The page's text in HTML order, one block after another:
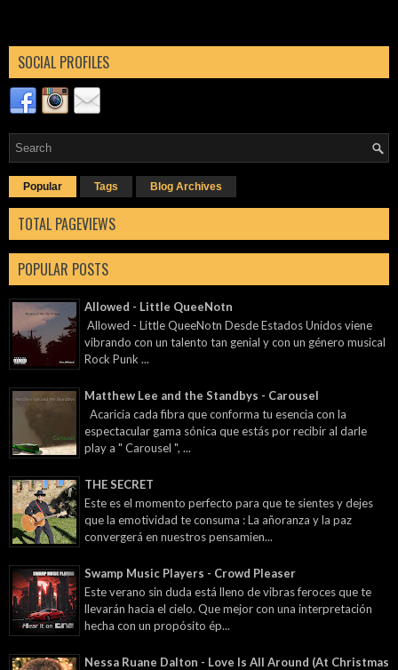
SOCIAL PROFILES
Popular Tags Blog Archives
TOTAL PAGEVIEWS
POPULAR POSTS
Allowed - Little QueeNotn
Allowed - Little QueeNotn Desde Estados Unidos viene
vibrando con un talento tan genial y con un género musical
Rock Punk ...
Matthew Lee and the Standbys - Carousel
Acaricia cada fibra que conforma tu esencia con la
espectacular gama sónica que estás por recibir al darle
play a " Carousel ", ...
THE SECRET
Este es el momento perfecto para que te sientes y dejes
que la emotividad te consuma : La añoranza y la paz
convergerá en nuestros pensamien...
Swamp Music Players - Crowd Pleaser
Este verano sin duda está lleno de vibras feroces que te
llevarán hacia el cielo. Que mejor con una interpretación
hecha con un propósito ép...
Nessa Ruane Dalton - Love Is All Around (At Christmas